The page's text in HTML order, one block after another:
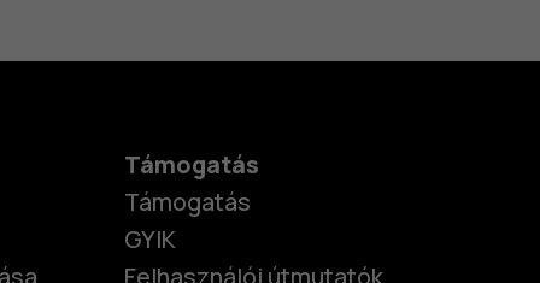
Támogatás
Támogatás
GYIK
Felhasználói útmutatók